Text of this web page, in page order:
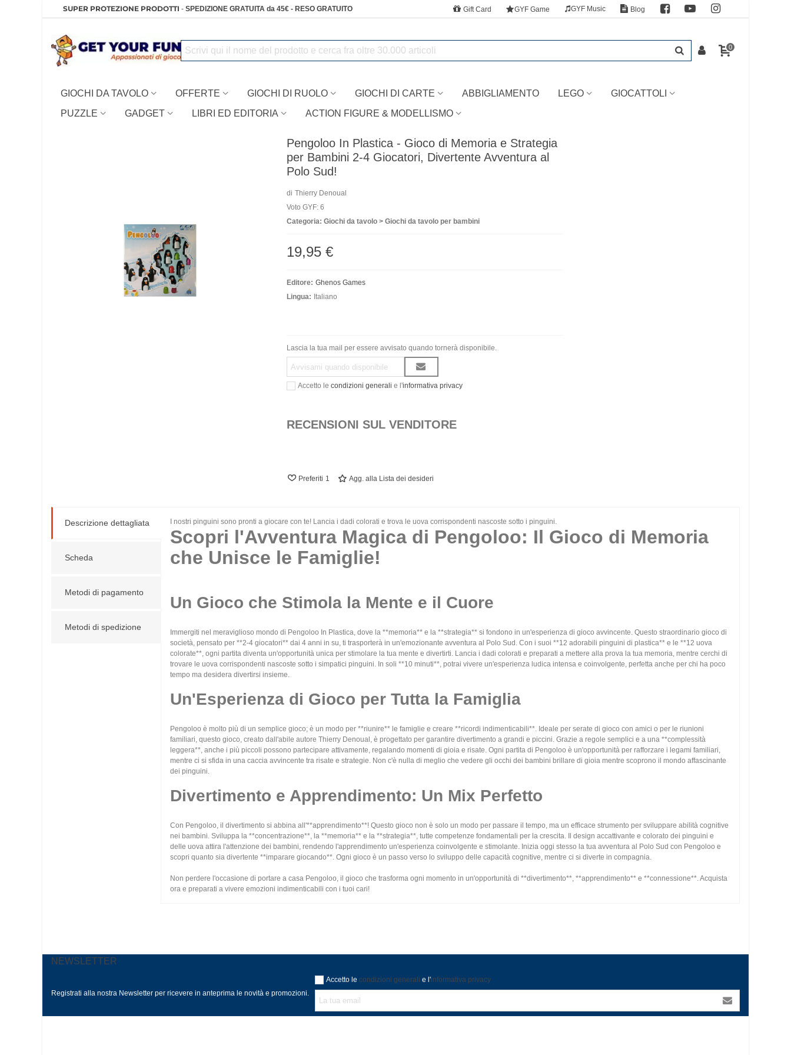
SUPER PROTEZIONE PRODOTTI - SPEDIZIONE GRATUITA da 45€ - RESO GRATUITO Gift Card GYF Game GYF Music Blog
0
GIOCHI DA TAVOLO OFFERTE GIOCHI DI RUOLO GIOCHI DI CARTE ABBIGLIAMENTO LEGO
GIOCATTOLI
PUZZLE
GADGET LIBRI ED EDITORIA ACTION FIGURE & MODELLISMO
Pengoloo In Plastica - Gioco di Memoria e Strategia
per Bambini 2-4 Giocatori, Divertente Avventura al
Polo Sud!
di Thierry Denoual
Voto GYF: 6
Categoria: Giochi da tavolo > Giochi da tavolo per bambini
19,95 €
Editore: Ghenos Games
Lingua: Italiano
Lascia la tua mail per essere avvisato quando tornerà disponibile.
Accetto le condizioni generali e l'informativa privacy
RECENSIONI SUL VENDITORE
Preferiti 1 Agg. alla Lista dei desideri
Descrizione dettagliata
Scheda
Metodi di pagamento
Metodi di spedizione
I nostri pinguini sono pronti a giocare con te! Lancia i dadi colorati e trova le uova corrispondenti nascoste sotto i pinguini.
Scopri l'Avventura Magica di Pengoloo: Il Gioco di Memoria
che Unisce le Famiglie!
Un Gioco che Stimola la Mente e il Cuore
Immergiti nel meraviglioso mondo di Pengoloo In Plastica, dove la **memoria** e la **strategia** si fondono in un'esperienza di gioco avvincente. Questo straordinario gioco di
società, pensato per **2-4 giocatori** dai 4 anni in su, ti trasporterà in un'emozionante avventura al Polo Sud. Con i suoi **12 adorabili pinguini di plastica** e le **12 uova
colorate**, ogni partita diventa un'opportunità unica per stimolare la tua mente e divertirti. Lancia i dadi colorati e preparati a mettere alla prova la tua memoria, mentre cerchi di
trovare le uova corrispondenti nascoste sotto i simpatici pinguini. In soli **10 minuti**, potrai vivere un'esperienza ludica intensa e coinvolgente, perfetta anche per chi ha poco
tempo ma desidera divertirsi insieme.
Un'Esperienza di Gioco per Tutta la Famiglia
Pengoloo è molto più di un semplice gioco; è un modo per **riunire** le famiglie e creare **ricordi indimenticabili**. Ideale per serate di gioco con amici o per le riunioni
familiari, questo gioco, creato dall'abile autore Thierry Denoual, è progettato per garantire divertimento a grandi e piccini. Grazie a regole semplici e a una **complessità
leggera**, anche i più piccoli possono partecipare attivamente, regalando momenti di gioia e risate. Ogni partita di Pengoloo è un'opportunità per rafforzare i legami familiari,
mentre ci si sfida in una caccia avvincente tra risate e strategie. Non c'è nulla di meglio che vedere gli occhi dei bambini brillare di gioia mentre scoprono il mondo affascinante
dei pinguini.
Divertimento e Apprendimento: Un Mix Perfetto
Con Pengoloo, il divertimento si abbina all'**apprendimento**! Questo gioco non è solo un modo per passare il tempo, ma un efficace strumento per sviluppare abilità cognitive
nei bambini. Sviluppa la **concentrazione**, la **memoria** e la **strategia**, tutte competenze fondamentali per la crescita. Il design accattivante e colorato dei pinguini e
delle uova attira l'attenzione dei bambini, rendendo l'apprendimento un'esperienza coinvolgente e stimolante. Inizia oggi stesso la tua avventura al Polo Sud con Pengoloo e
scopri quanto sia divertente **imparare giocando**. Ogni gioco è un passo verso lo sviluppo delle capacità cognitive, mentre ci si diverte in compagnia.
Non perdere l'occasione di portare a casa Pengoloo, il gioco che trasforma ogni momento in un'opportunità di **divertimento**, **apprendimento** e **connessione**. Acquista
ora e preparati a vivere emozioni indimenticabili con i tuoi cari!
NEWSLETTER
Registrati alla nostra Newsletter per ricevere in anteprima le novità e promozioni.
Accetto le condizioni generali e l'informativa privacy